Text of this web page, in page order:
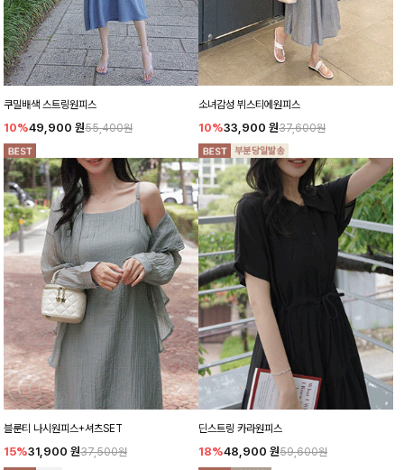
쿠밀배색 스트링원피스
10%49,900 원55,400원
소녀감성 뷔스티에원피스
10%33,900 원37,600원
블룬티 나시원피스+셔츠SET
15%31,900 원37,500원
딘스트링 카라원피스
18%48,900 원59,600원